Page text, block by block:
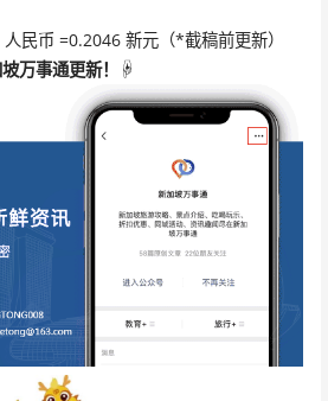
民币 =0.2046 新元（*截稿前更新）
万事通更新！ ☟